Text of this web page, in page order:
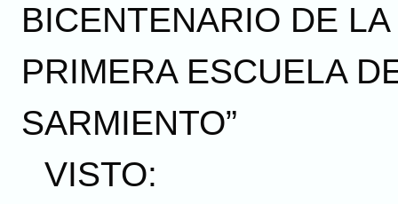
BICENTENARIO DE
PRIMERA ESCUELA
SARMIENTO”
VISTO: